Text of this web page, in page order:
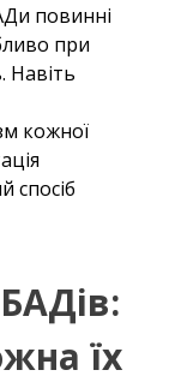
повинні
при
Навіть
кожної
спосіб
їх